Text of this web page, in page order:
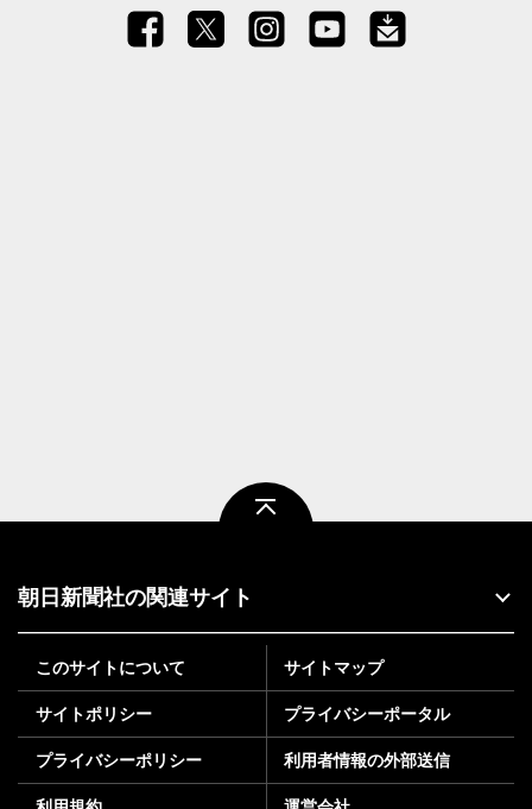
朝日新聞社の関連サイト
このサイトについて サイトマップ
サイトポリシー プライバシーポータル
プライバシーポリシー 利用者情報の外部送信